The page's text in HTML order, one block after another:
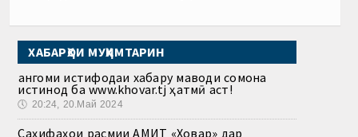
ХАБАРҲОИ МУҲИМТАРИН
Ҳангоми истифодаи хабару маводи сомона
истинод ба www.khovar.tj ҳатмӣ аст!
🕔 20:24, 20.Май 2024
Саҳифаҳои расмии АМИТ «Ховар» дар